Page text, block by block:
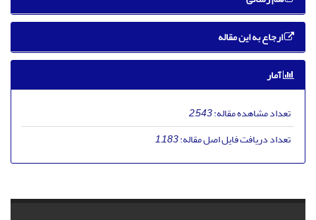
ارجاع به این مقاله
آمار
تعداد مشاهده مقاله:2,543
تعداد دریافت فایل اصل مقاله:1,183